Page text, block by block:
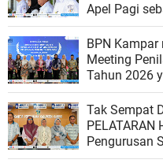
Apel Pagi
Organisasi
BPN
Meeting
Tahun 2026
Ombudsman
Tak Sempat
Pengurusan
dan Minggu